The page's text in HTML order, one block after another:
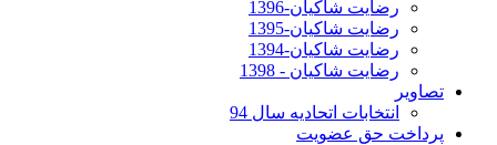
رضایت شاکیان-1396
رضایت شاکیان-1395
رضایت شاکیان-1394
رضایت شاکیان - 1398
تصاویر
انتخابات اتحادیه سال 94
پرداخت حق عضویت